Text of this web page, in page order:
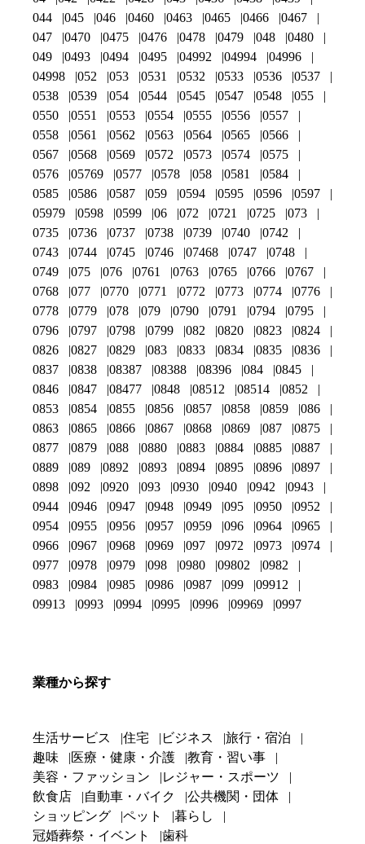
044
045 046 0460 0463 0465 0466
0467
047
0470 0475 0476 0478 0479 048
0480
049
0493 0494 0495 04992 04994
04996
04998
052 053 0531 0532 0533 0536
0537
0538
0539 054 0544 0545 0547 0548
055
0550
0551 0553 0554 0555 0556
0557
0558
0561 0562 0563 0564 0565
0566
0567
0568 0569 0572 0573 0574
0575
0576
05769 0577 0578 058 0581
0584
0585
0586 0587 059 0594 0595 0596
0597
05979
0598 0599 06 072 0721 0725
073
0735
0736 0737 0738 0739 0740
0742
0743
0744 0745 0746 07468 0747
0748
0749
075 076 0761 0763 0765 0766
0767
0768
077 0770 0771 0772 0773 0774
0776
0778
0779 078 079 0790 0791 0794
0795
0796
0797 0798 0799 082 0820 0823
0824
0826
0827 0829 083 0833 0834 0835
0836
0837
0838 08387 08388 08396 084
0845
0846
0847 08477 0848 08512 08514
0852
0853
0854 0855 0856 0857 0858 0859
086
0863
0865 0866 0867 0868 0869 087
0875
0877
0879 088 0880 0883 0884 0885
0887
0889
089 0892 0893 0894 0895 0896
0897
0898
092 0920 093 0930 0940 0942
0943
0944
0946 0947 0948 0949 095 0950
0952
0954
0955 0956 0957 0959 096 0964
0965
0966
0967 0968 0969 097 0972 0973
0974
0977
0978 0979 098 0980 09802
0982
0983
0984 0985 0986 0987 099
09912
09913
0993 0994 0995 0996 09969 0997
業種から探す
生活サービス 住宅 ビジネス
旅行・宿泊
趣味
医療・健康・介護
教育・習い事
美容・ファッション
レジャー・スポーツ
飲食店
自動車・バイク
公共機関・団体
ショッピング
ペット
暮らし
冠婚葬祭・イベント
歯科